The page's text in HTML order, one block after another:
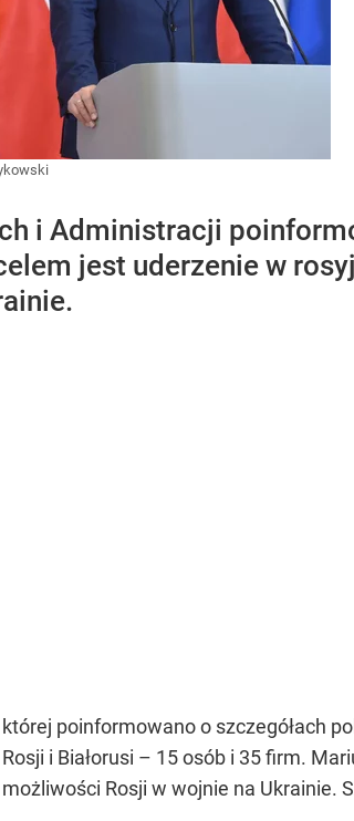
i Administracji
jest uderzenie w
poinformowano o szczegółach
i Białorusi – 15 osób i 35 firm.
Rosji w wojnie na Ukrainie.